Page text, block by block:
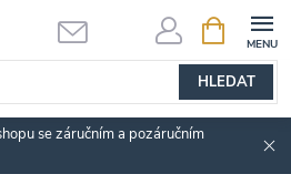
HLEDAT
NÁKUPNÍ
KOŠÍK
se záručním a pozáručním